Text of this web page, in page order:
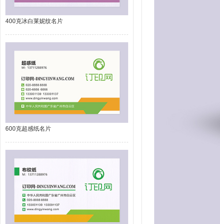
400克冰白莱妮纹名片
600克超感纸名片